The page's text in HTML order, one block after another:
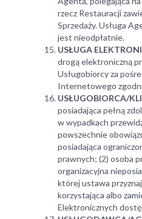
rzecz Restauracji
Sprzedaży. Usługa
jest nieodpłatnie.
USŁUGA
drogą elektroniczną
Usługobiorcy za
Internetowego
USŁUGOBIORCA/
posiadająca pełną
w wypadkach
powszechnie
posiadająca
prawnych; (2) osoba
organizacyjna
której ustawa
korzystająca albo
Elektronicznych